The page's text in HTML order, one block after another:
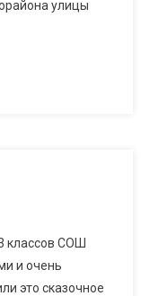
улицы
классов СОШ
и очень
это сказочное